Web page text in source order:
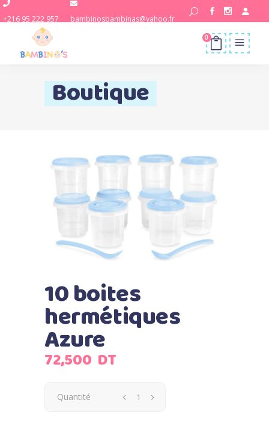
+216 95 222 957 bambinosbambinas@yahoo.fr
0
Boutique
10 boites
hermétiques
Azure
72,500 DT
Quantité